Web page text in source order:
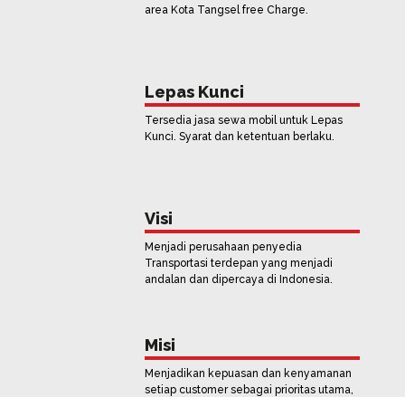
area Kota Tangsel free Charge.
Lepas Kunci
Tersedia jasa sewa mobil untuk Lepas
Kunci. Syarat dan ketentuan berlaku.
Visi
Menjadi perusahaan penyedia
Transportasi terdepan yang menjadi
andalan dan dipercaya di Indonesia.
Misi
Menjadikan kepuasan dan kenyamanan
setiap customer sebagai prioritas utama,